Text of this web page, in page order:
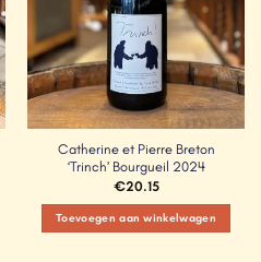
Catherine et Pierre Breton
‘Trinch’ Bourgueil 2024
€20.15
Toevoegen aan winkelwagen